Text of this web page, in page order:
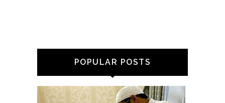
POPULAR POSTS